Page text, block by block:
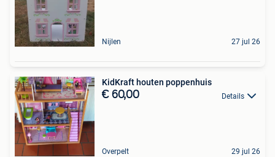
Nijlen 27 jul 26
KidKraft houten poppenhuis
€ 60,00 Details
Overpelt 29 jul 26